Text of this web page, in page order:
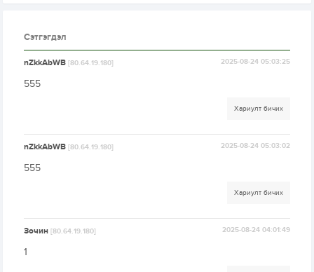
Сэтгэгдэл
nZkkAbWB[80.64.19.180] 2025-08-24 05:03:25
555
Хариулт бичих
nZkkAbWB[80.64.19.180] 2025-08-24 05:03:02
555
Хариулт бичих
Зочин[80.64.19.180] 2025-08-24 04:01:49
1